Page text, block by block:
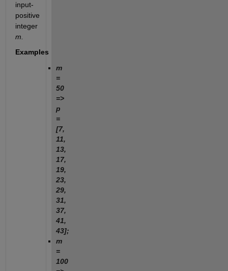
input-
positive
integer
m.
Examples
m
=
50
=>
p
=
[7,
11,
13,
17,
19,
23,
29,
31,
37,
41,
43];
m
=
100